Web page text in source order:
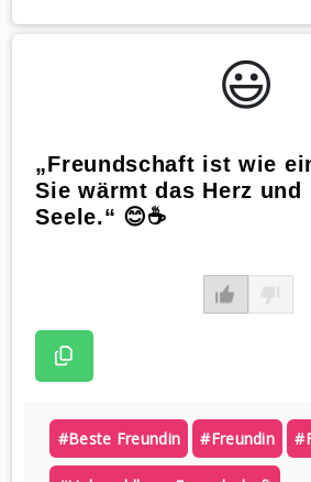
😃️
„Freundschaft ist wie
Sie wärmt das Herz
Seele.“ 😊☕️
#beste Freundin #freundin